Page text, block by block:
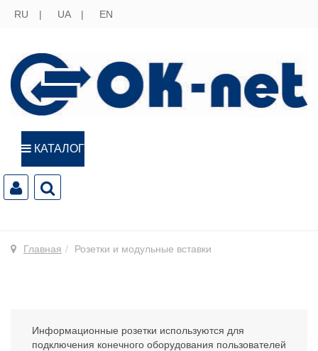
RU UA EN
КАТАЛОГ
Главная Розетки и модульные вставки
Информационные розетки используются для
подключения конечного оборудования пользователей